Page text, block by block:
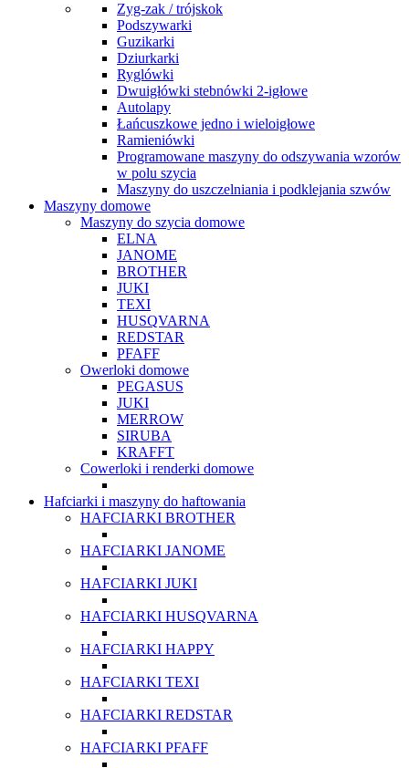
Zyg-zak / trójskok
Podszywarki
Guzikarki
Dziurkarki
Ryglówki
Dwuigłówki stebnówki 2-igłowe
Autolapy
Łańcuszkowe jedno i wieloigłowe
Ramieniówki
Programowane maszyny do odszywania wzorów
w polu szycia
Maszyny do uszczelniania i podklejania szwów
Maszyny domowe
Maszyny do szycia domowe
ELNA
JANOME
BROTHER
JUKI
TEXI
HUSQVARNA
REDSTAR
PFAFF
Owerloki domowe
PEGASUS
JUKI
MERROW
SIRUBA
KRAFFT
Cowerloki i renderki domowe
Hafciarki i maszyny do haftowania
HAFCIARKI BROTHER
HAFCIARKI JANOME
HAFCIARKI JUKI
HAFCIARKI HUSQVARNA
HAFCIARKI HAPPY
HAFCIARKI TEXI
HAFCIARKI REDSTAR
HAFCIARKI PFAFF